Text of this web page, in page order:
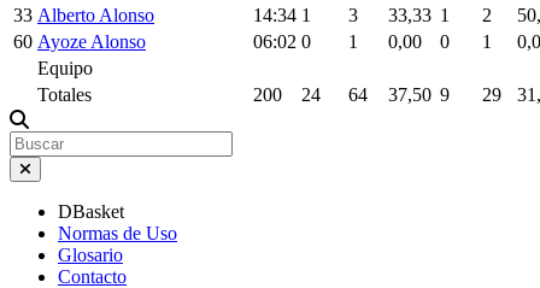
33 Alberto Alonso 14:34 1 3 33,33 1 2
60 Ayoze Alonso 06:02 0 1 0,00 0 1
Equipo
Totales
200 24 64 37,50 9 29
DBasket
Normas de Uso
Glosario
Contacto